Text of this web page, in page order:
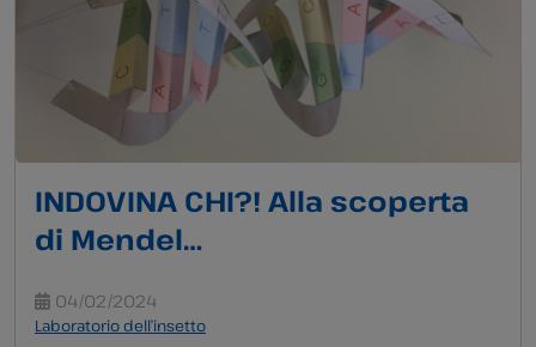
INDOVINA CHI?! Alla scoperta
di Mendel…
04/02/2024
Laboratorio dell’insetto